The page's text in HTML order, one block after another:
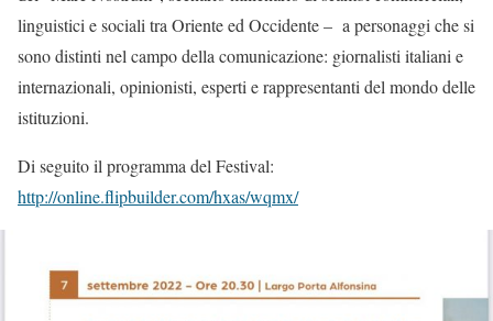
linguistici e sociali tra Oriente ed Occidente – a personaggi che si
sono distinti nel campo della comunicazione: giornalisti italiani e
internazionali, opinionisti, esperti e rappresentanti del mondo delle
istituzioni.
Di seguito il programma del Festival:
http://online.flipbuilder.com/hxas/wqmx/